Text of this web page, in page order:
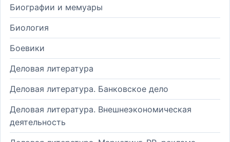
Биографии и мемуары
Биология
Боевики
Деловая литература
Деловая литература. Банковское дело
Деловая литература. Внешнеэкономическая
деятельность